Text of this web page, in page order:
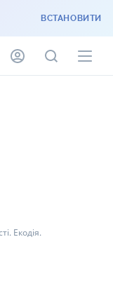
ВСТАНОВИТИ
Екодія.